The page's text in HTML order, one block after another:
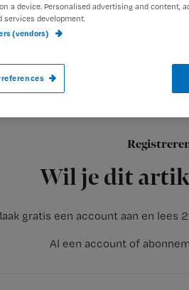
Wil je dit
gratis een account aan en lees
Al een account of
Al een aantal jaar ben
a device. Personalised advertising and content,
services development.
(vendors)